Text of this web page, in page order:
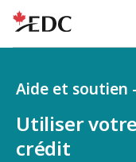
Utiliser
crédit
Aide et soutien